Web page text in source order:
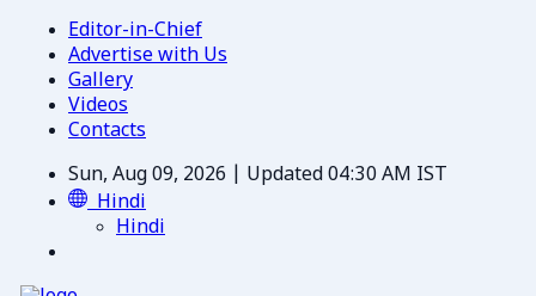
Editor-in-Chief
Advertise with Us
Gallery
Videos
Contacts
Sun, Aug 09, 2026 | Updated 04:30 AM IST
Hindi
Hindi